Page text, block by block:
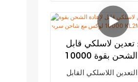
الذين يرتدون خوذات
الأمان.
والجودة والمظهر،
بسمعة طيبة في السوق
المماثلة. تُعالج
GoldenFuture عيوب المنتجات
وتُحسّنها باستمرار. يمكن
لاسلكي قابل
لإعادة الشحن بقوة 10000
اللاسلكي القابل